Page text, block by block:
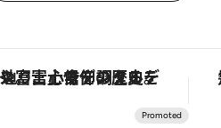
「星のや富士」でデジタルデトックス。冨士信仰の歴史を辿り、心身を調える。